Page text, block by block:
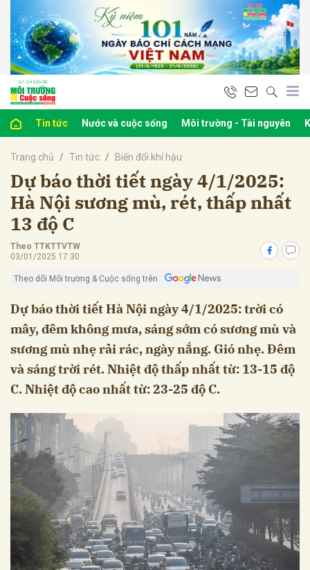
Tin tức Nước và cuộc sống Môi trường - Tài nguyên
Trang chủ Tin tức Biến đổi khí hậu
Dự báo thời tiết ngày 4/1/2025:
Hà Nội sương mù, rét, thấp nhất
13 độ C
Theo TTKTTVTW
03/01/2025 17:30
Theo dõi Môi trường & Cuộc sống trên
Dự báo thời tiết Hà Nội ngày 4/1/2025: trời có
mây, đêm không mưa, sáng sớm có sương mù và
sương mù nhẹ rải rác, ngày nắng. Gió nhẹ. Đêm
và sáng trời rét. Nhiệt độ thấp nhất từ: 13-15 độ
C. Nhiệt độ cao nhất từ: 23-25 độ C.
luận